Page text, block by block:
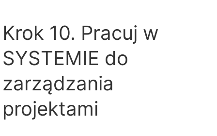
Krok 10. Pracuj w
SYSTEMIE do
zarządzania
projektami